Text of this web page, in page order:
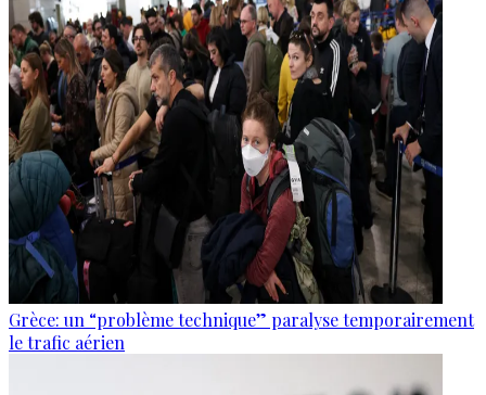
Grèce: un “problème technique” paralyse temporairement
le trafic aérien